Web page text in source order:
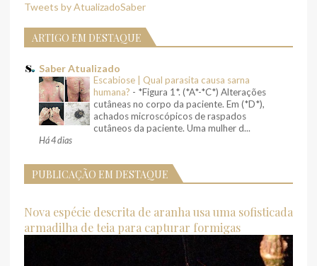
Tweets by AtualizadoSaber
ARTIGO EM DESTAQUE
Saber Atualizado
Escabiose | Qual parasita causa sarna
humana? - *Figura 1*. (*A*-*C*) Alterações
cutâneas no corpo da paciente. Em (*D*),
achados microscópicos de raspados
cutâneos da paciente. Uma mulher d...
Há 4 dias
PUBLICAÇÃO EM DESTAQUE
Nova espécie descrita de aranha usa uma sofisticada
armadilha de teia para capturar formigas